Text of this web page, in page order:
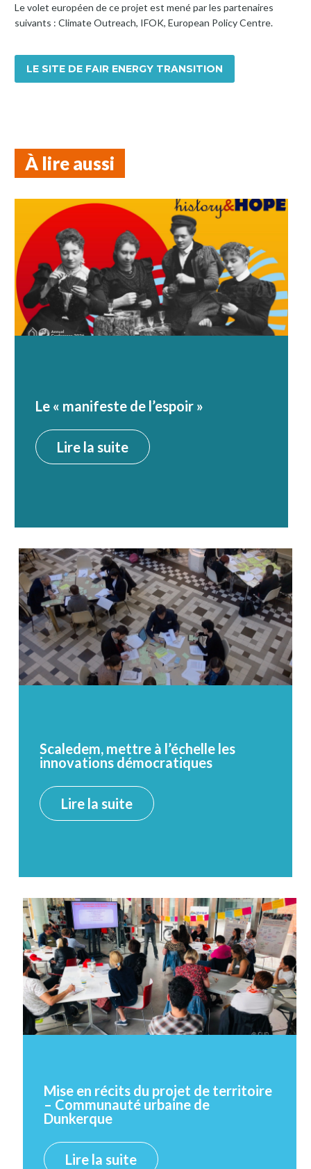
Le volet européen de ce projet est mené par les partenaires
suivants : Climate Outreach, IFOK, European Policy Centre.
LE SITE DE FAIR ENERGY TRANSITION
À lire aussi
Le « manifeste de l’espoir »
Lire la suite
Scaledem, mettre à l’échelle les
innovations démocratiques
Lire la suite
Mise en récits du projet de territoire
– Communauté urbaine de
Dunkerque
Lire la suite